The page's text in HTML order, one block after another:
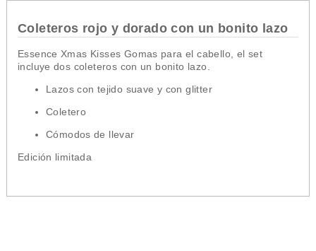
Coleteros rojo y dorado con un bonito lazo
Essence Xmas Kisses Gomas para el cabello, el set
incluye dos coleteros con un bonito lazo.
Lazos con tejido suave y con glitter
Coletero
Cómodos de llevar
Edición limitada